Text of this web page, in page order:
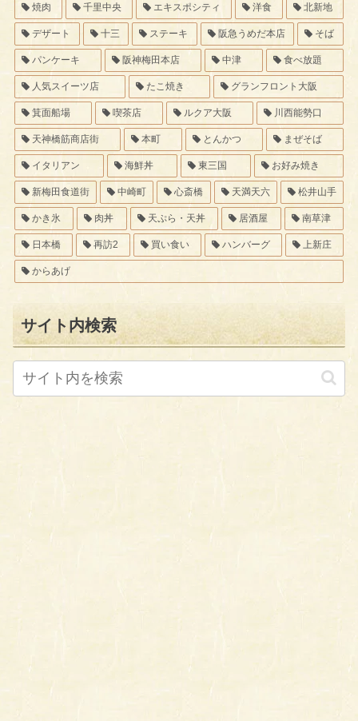
焼肉 千里中央 エキスポシティ 洋食 北新地
デザート 十三 ステーキ 阪急うめだ本店 そば
パンケーキ 阪神梅田本店 中津 食べ放題
人気スイーツ店 たこ焼き グランフロント大阪
箕面船場 喫茶店 ルクア大阪 川西能勢口
天神橋筋商店街 本町 とんかつ まぜそば
イタリアン 海鮮丼 東三国 お好み焼き
新梅田食道街 中崎町 心斎橋 天満天六 松井山手
かき氷 肉丼 天ぷら・天丼 居酒屋 南草津
日本橋 再訪2 買い食い ハンバーグ 上新庄
からあげ
サイト内検索